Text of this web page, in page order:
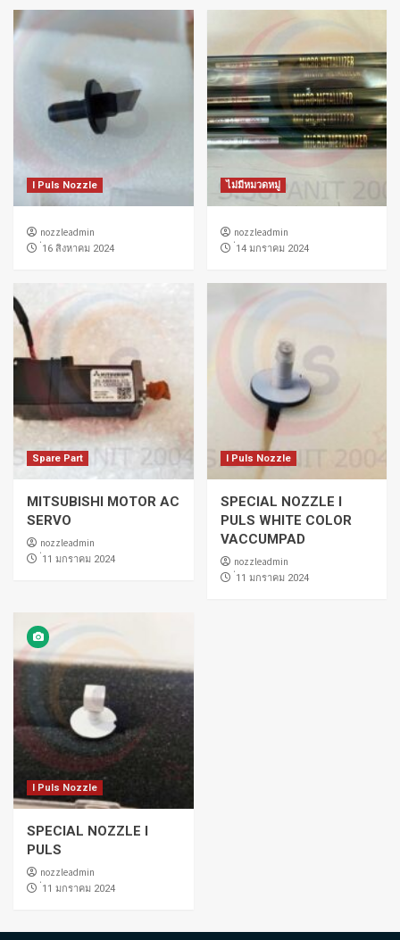
I Puls Nozzle
nozzleadmin
่16 สิงหาคม 2024
ไม่มีหมวดหมู่
nozzleadmin
่14 มกราคม 2024
Spare Part
MITSUBISHI MOTOR AC
SERVO
nozzleadmin
่11 มกราคม 2024
I Puls Nozzle
SPECIAL NOZZLE I
PULS WHITE COLOR
VACCUMPAD
nozzleadmin
่11 มกราคม 2024
I Puls Nozzle
SPECIAL NOZZLE I
PULS
nozzleadmin
่11 มกราคม 2024